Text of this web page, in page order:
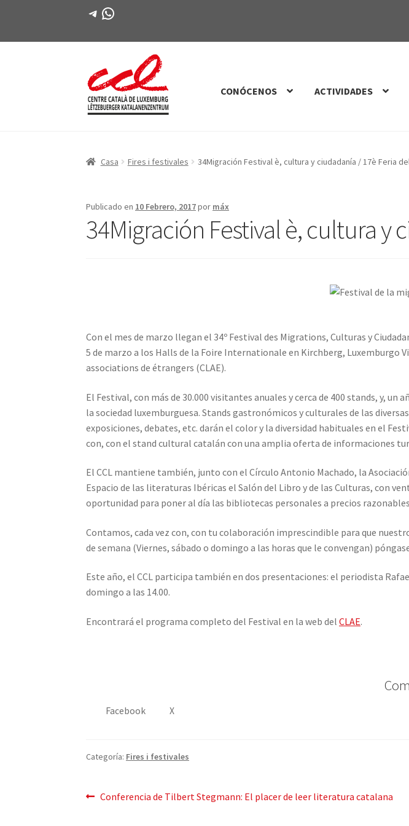
Telegrama
WhatsApp
Saltar
a
saltar
al
CONÓCENOS ACTIVIDADES
Casa Fires i festivales 34Migración Festival è, cultura y ciudadanía / 17è Feria
Publicado en 10 Febrero, 2017por máx
34Migración Festival è, cultura y
Con el mes de marzo llegan el 34º Festival des Migrations, Culturas y
5 de marzo a los Halls de la Foire Internationale en Kirchberg, Luxemburgo
associations de étrangers (CLAE).
El Festival, con más de 30.000 visitantes anuales y cerca de 400 stands, y,
la sociedad luxemburguesa. Stands gastronómicos y culturales de las
exposiciones, debates, etc. darán el color y la diversidad habituales en el
con, con el stand cultural catalán con una amplia oferta de informaciones
El CCL mantiene también, junto con el Círculo Antonio Machado, la
Espacio de las literaturas Ibéricas el Salón del Libro y de las Culturas, con
oportunidad para poner al día las bibliotecas personales a precios
Contamos, cada vez con, con tu colaboración imprescindible para que
de semana (Viernes, sábado o domingo a las horas que le convengan)
Este año, el CCL participa también en dos presentaciones: el periodista
domingo a las 14.00.
Encontrará el programa completo del Festival en la web delCLAE.
Facebook X
Categoría: Fires i festivales
Mensaje
Publicación
Conferencia de Tilbert Stegmann: El placer de leer literatura catalana